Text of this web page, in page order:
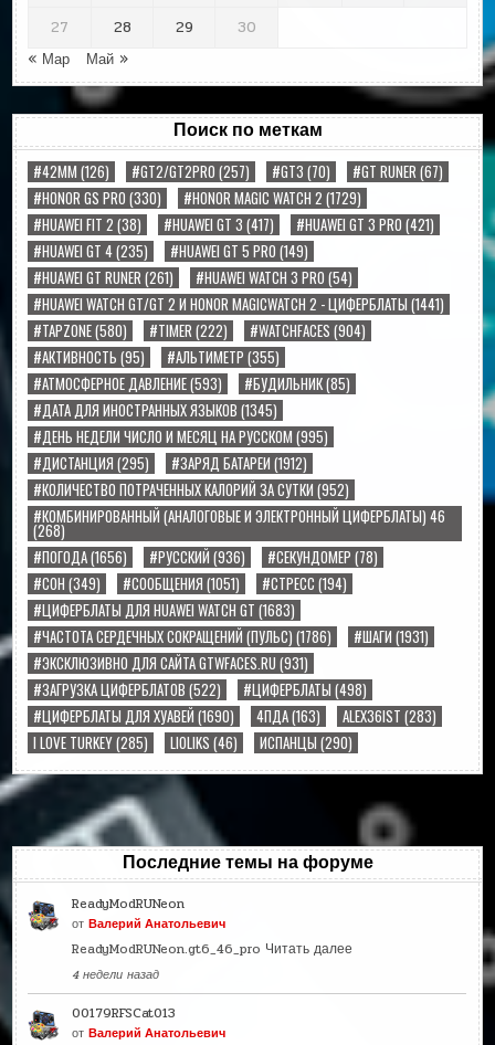
27
28 29
30
« Мар
Май »
Поиск по меткам
#42MM (126) #GT2/GT2PRO (257) #GT3 (70) #GT RUNER(67)
#HONOR GS PRO (330) #HONOR MAGIC WATCH 2 (1729)
#HUAWEI FIT 2 (38) #HUAWEI GT 3 (417) #HUAWEI GT 3 PRO (421)
#HUAWEI GT 4(235) #HUAWEI GT 5 PRO (149)
#HUAWEI GT RUNER(261) #HUAWEI WATCH 3 PRO (54)
#HUAWEI WATCH GT/GT 2 И HONOR MAGICWATCH 2 - ЦИФЕРБЛАТЫ (1441)
#TAPZONE(580) #TIMER(222) #WATCHFACES (904)
#АКТИВНОСТЬ (95) #АЛЬТИМЕТР (355)
#АТМОСФЕРНОЕ ДАВЛЕНИЕ(593) #БУДИЛЬНИК(85)
#ДАТА ДЛЯ ИНОСТРАННЫХ ЯЗЫКОВ (1345)
#ДЕНЬ НЕДЕЛИ ЧИСЛО И МЕСЯЦ НА РУССКОМ (995)
#ДИСТАНЦИЯ (295) #ЗАРЯД БАТАРЕИ (1912)
#КОЛИЧЕСТВО ПОТРАЧЕННЫХ КАЛОРИЙ ЗА СУТКИ (952)
#КОМБИНИРОВАННЫЙ (АНАЛОГОВЫЕ И ЭЛЕКТРОННЫЙ ЦИФЕРБЛАТЫ) 46
(268)
#ПОГОДА(1656) #РУССКИЙ (936) #СЕКУНДОМЕР (78)
#СОН (349) #СООБЩЕНИЯ (1051) #СТРЕСС (194)
#ЦИФЕРБЛАТЫ ДЛЯ HUAWEI WATCH GT (1683)
#ЧАСТОТА СЕРДЕЧНЫХ СОКРАЩЕНИЙ (ПУЛЬС) (1786) #ШАГИ (1931)
#ЭКСКЛЮЗИВНО ДЛЯ САЙТА GTWFACES.RU (931)
#ЗАГРУЗКА ЦИФЕРБЛАТОВ (522) #ЦИФЕРБЛАТЫ (498)
#ЦИФЕРБЛАТЫ ДЛЯ ХУАВЕЙ (1690) 4ПДА(163) ALEX36IST (283)
I LOVE TURKEY(285) LIOLIKS (46) ИСПАНЦЫ (290)
Последние темы на форуме
ReadyModRUNeon
отВалерий Анатольевич
ReadyModRUNeon.gt6_46_pro Читать далее
4 недели назад
00179RFSCat013
отВалерий Анатольевич